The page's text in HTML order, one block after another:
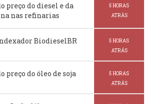
preço do diesel e da
nas refinarias
5 HORAS
ATRÁS
BiodieselBR
5 HORAS
ATRÁS
preço do óleo de soja
5 HORAS
ATRÁS